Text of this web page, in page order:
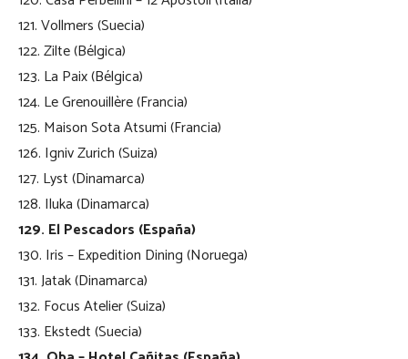
121. Vollmers (Suecia)
122. Zilte (Bélgica)
123. La Paix (Bélgica)
124. Le Grenouillère (Francia)
125. Maison Sota Atsumi (Francia)
126. Igniv Zurich (Suiza)
127. Lyst (Dinamarca)
128. Iluka (Dinamarca)
129. El Pescadors (España)
130. Iris – Expedition Dining (Noruega)
131. Jatak (Dinamarca)
132. Focus Atelier (Suiza)
133. Ekstedt (Suecia)